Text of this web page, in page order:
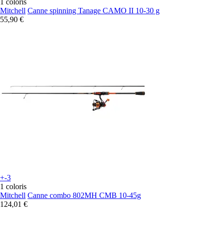
Mitchell Canne spinning Tanage CAMO II 10-30 g
55,90 €
+-3
1 coloris
Mitchell Canne combo 802MH CMB 10-45g
124,01 €